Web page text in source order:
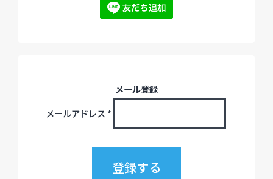
メール登録
メールアドレス *